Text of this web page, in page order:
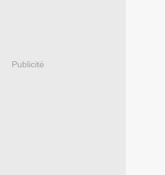
Publicité